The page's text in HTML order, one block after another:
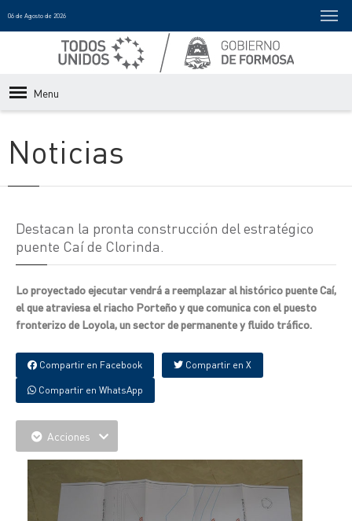
06 de Agosto de 2026
Menu
Noticias
Destacan la pronta construcción del estratégico
puente Caí de Clorinda.
Lo proyectado ejecutar vendrá a reemplazar al histórico puente Caí,
el que atraviesa el riacho Porteño y que comunica con el puesto
fronterizo de Loyola, un sector de permanente y fluido tráfico.
Compartir en Facebook Compartir en X
Compartir en WhatsApp
Acciones